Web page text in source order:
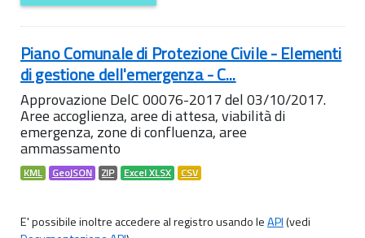
Piano Comunale di Protezione Civile - Elementi
di gestione dell'emergenza - C...
Approvazione DelC 00076-2017 del 03/10/2017.
Aree accoglienza, aree di attesa, viabilità di
emergenza, zone di confluenza, aree
ammassamento
KML GeoJSON ZIP Excel XLSX CSV
E' possibile inoltre accedere al registro usando leAPI(vedi